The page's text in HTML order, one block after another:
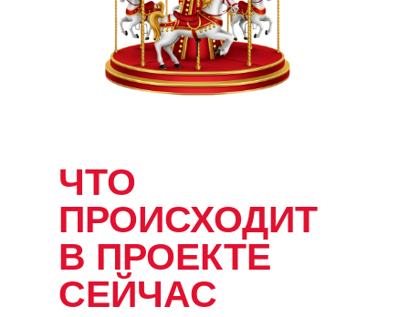
ЧТО
ПРОИСХОДИТ
В ПРОЕКТЕ
СЕЙЧАС